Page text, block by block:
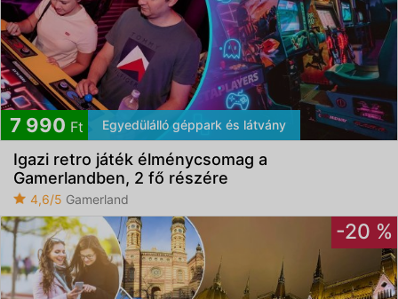
7 990 Ft Egyedülálló géppark és látvány
Igazi retro játék élménycsomag a
Gamerlandben, 2 fő részére
4,6/5 Gamerland
-20 %